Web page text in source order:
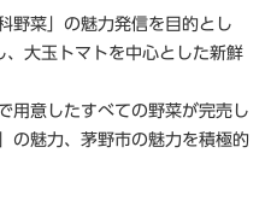
野菜」の魅力発信を目的とし
大玉トマトを中心とした新鮮
用意したすべての野菜が完売し
の魅力、茅野市の魅力を積極的